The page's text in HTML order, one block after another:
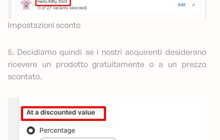
Impostazioni sconto
5. Decidiamo quindi se i nostri acquirenti desiderano
ricevere un prodotto gratuitamente o a un prezzo
scontato.